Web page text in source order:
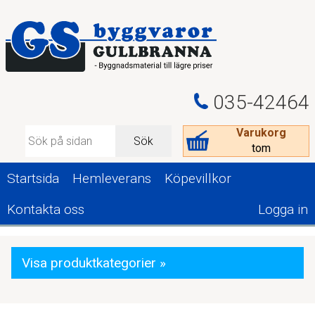
035-42464
Varukorg
tom
Sök
Startsida Hemleverans
Köpevillkor
Kontakta oss
Logga in
Visa produktkategorier »